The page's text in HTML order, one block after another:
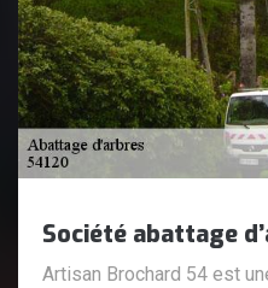
Société abattage
Artisan Brochard 54 est